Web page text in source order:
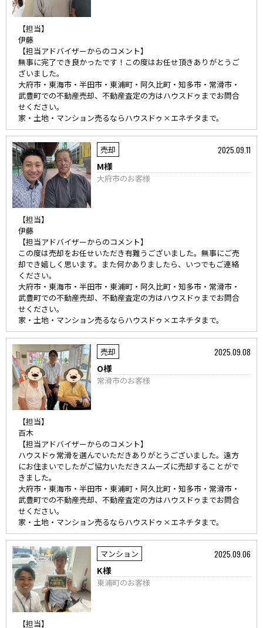
【担当】
伊藤
【担当アドバイザーからのコメント】
無事に完了でき良かったです！この度はお任せ頂きありがとうご
ざいました。
大府市・東海市・半田市・東浦町・阿久比町・知多市・常滑市・
武豊町での不動産売却、不動産査定の方はハウスドゥまでお問合
せください。
家・土地・マンション売るならハウスドゥ×エネチタまで。
売却 2025.09.11
M様
大府市のお客様
【担当】
伊藤
【担当アドバイザーからのコメント】
この度は売却をお任せいただき有難うございました。無事にご売
却でき嬉しく思います。また何かありましたら、いつでもご連絡
ください。
大府市・東海市・半田市・東浦町・阿久比町・知多市・常滑市・
武豊町での不動産売却、不動産査定の方はハウスドゥまでお問合
せください。
家・土地・マンション売るならハウスドゥ×エネチタまで。
売却 2025.09.08
O様
常滑市のお客様
【担当】
百木
【担当アドバイザーからのコメント】
ハウスドゥ常滑を選んでいただきありがとうございました。遠方
にお住まいでしたがご協力いただきスムーズに売却することがで
きました。
大府市・東海市・半田市・東浦町・阿久比町・知多市・常滑市・
武豊町での不動産売却、不動産査定の方はハウスドゥまでお問合
せください。
家・土地・マンション売るならハウスドゥ×エネチタまで。
マンション 2025.09.06
K様
東浦町のお客様
【担当】